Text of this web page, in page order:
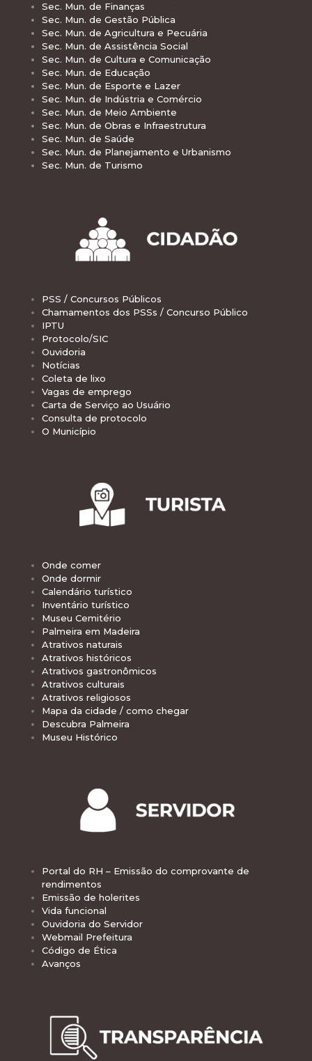
Sec. Mun. de Finanças
Sec. Mun. de Gestão Pública
Sec. Mun. de Agricultura e Pecuária
Sec. Mun. de Assistência Social
Sec. Mun. de Cultura e Comunicação
Sec. Mun. de Educação
Sec. Mun. de Esporte e Lazer
Sec. Mun. de Indústria e Comércio
Sec. Mun. de Meio Ambiente
Sec. Mun. de Obras e Infraestrutura
Sec. Mun. de Saúde
Sec. Mun. de Planejamento e Urbanismo
Sec. Mun. de Turismo
PSS / Concursos Públicos
Chamamentos dos PSSs / Concurso Público
IPTU
Protocolo/SIC
Ouvidoria
Notícias
Coleta de lixo
Vagas de emprego
Carta de Serviço ao Usuário
Consulta de protocolo
O Município
Onde comer
Onde dormir
Calendário turístico
Inventário turístico
Museu Cemitério
Palmeira em Madeira
Atrativos naturais
Atrativos históricos
Atrativos gastronômicos
Atrativos culturais
Atrativos religiosos
Mapa da cidade / como chegar
Descubra Palmeira
Museu Histórico
Portal do RH – Emissão do comprovante de
rendimentos
Emissão de holerites
Vida funcional
Ouvidoria do Servidor
Webmail Prefeitura
Código de Ética
Avanços